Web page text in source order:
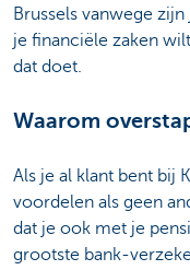
Brussels vanwege
je financiële zaken
dat doet.
Waarom
Als je al klant bent bij
voordelen als geen
dat je ook met je
grootste bank-